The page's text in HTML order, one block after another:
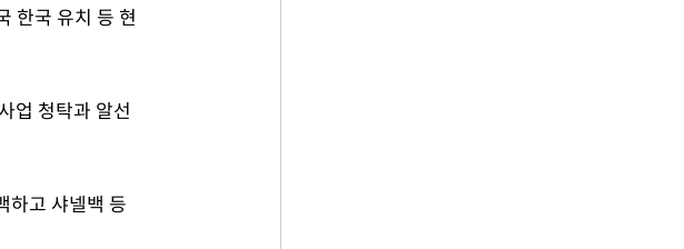
한국 유치 등 현
업 청탁과 알선
하고 샤넬백 등